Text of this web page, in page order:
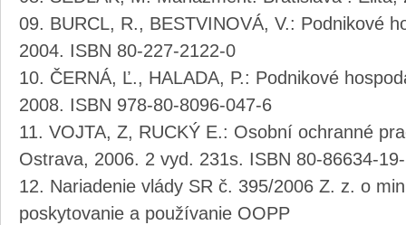
BURCL, R., BESTVINOVÁ, V.: Podnikové
2004. ISBN 80-227-2122-0
ČERNÁ, Ľ., HALADA, P.: Podnikové
2008. ISBN 978-80-8096-047-6
VOJTA, Z, RUCKÝ E.: Osobní ochranné
Ostrava, 2006. 2 vyd. 231s. ISBN 80-86634-
Nariadenie vlády SR č. 395/2006 Z. z. o
poskytovanie a používanie OOPP